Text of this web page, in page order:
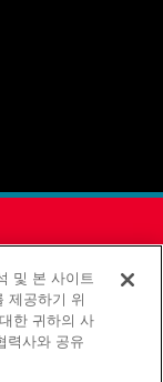
는 연
및 본 사이트
제공하기 위
한 귀하의 사
력사와 공유